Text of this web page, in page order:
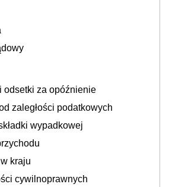
odsetki za opóźnienie
zaległości podatkowych
wypadkowej
kraju
cywilnoprawnych